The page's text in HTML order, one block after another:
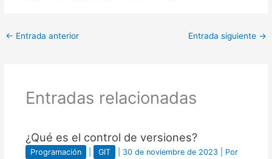
← Entrada anterior Entrada siguiente →
Entradas relacionadas
¿Qué es el control de versiones?
Programación GIT 30 de noviembre de 2023
| Por